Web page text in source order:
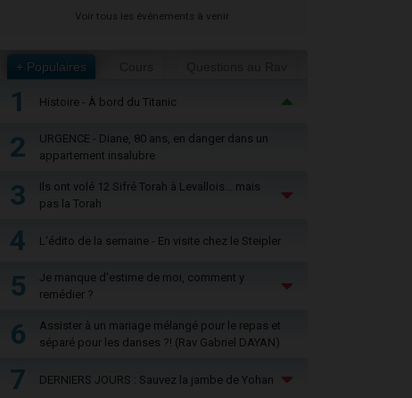
Voir tous les événements à venir
+ Populaires
1 Histoire - À bord du Titanic
2
URGENCE - Diane, 80 ans, en danger dans un
appartement insalubre
3
Ils ont volé 12 Sifré Torah à Levallois… mais
pas la Torah
4 L'édito de la semaine - En visite chez le Steipler
5
Je manque d'estime de moi, comment y
remédier ?
6
Assister à un mariage mélangé pour le repas et
séparé pour les danses ?! (Rav Gabriel DAYAN)
7 DERNIERS JOURS : Sauvez la jambe de Yohan